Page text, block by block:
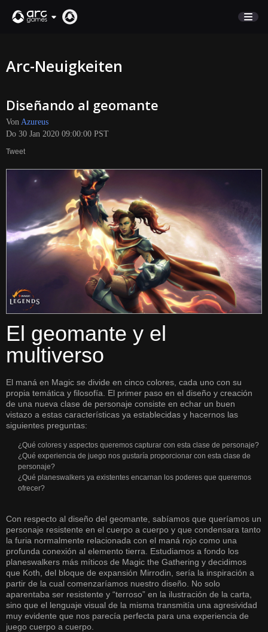
KUNDENSERVICE
Anmelden
Français
Pусский
Español
Arc-Neuigkeiten
Diseñando al geomante
Von Azureus
Do 30 Jan 2020 09:00:00 PST
Tweet
El geomante y el
multiverso
El maná en Magic se divide en cinco colores, cada uno con su
propia temática y filosofía. El primer paso en el diseño y creación
de una nueva clase de personaje consiste en echar un buen
vistazo a estas características ya establecidas y hacernos las
siguientes preguntas:
¿Qué colores y aspectos queremos capturar con esta clase de personaje?
¿Qué experiencia de juego nos gustaría proporcionar con esta clase de
personaje?
¿Qué planeswalkers ya existentes encarnan los poderes que queremos
ofrecer?
Con respecto al diseño del geomante, sabíamos que queríamos un
personaje resistente en el cuerpo a cuerpo y que condensara tanto
la furia normalmente relacionada con el maná rojo como una
profunda conexión al elemento tierra. Estudiamos a fondo los
planeswalkers más míticos de Magic the Gathering y decidimos
que Koth, del bloque de expansión Mirrodin, sería la inspiración a
partir de la cual comenzaríamos nuestro diseño. No solo
aparentaba ser resistente y “terroso” en la ilustración de la carta,
sino que el lenguaje visual de la misma transmitía una agresividad
muy evidente que nos parecía perfecta para una experiencia de
juego cuerpo a cuerpo.